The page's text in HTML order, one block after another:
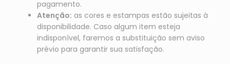
pagamento.
Atenção: as cores e estampas estão sujeitas à
disponibilidade. Caso algum item esteja
indisponível, faremos a substituição sem aviso
prévio para garantir sua satisfação.